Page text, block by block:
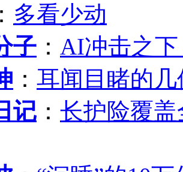
多看少动
子 ： AI冲击之
： 耳闻目睹的
记 ： 长护险覆